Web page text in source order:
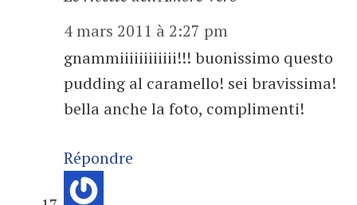
4 mars 2011 à 2:27 pm
gnammiiiiiiiiiiii!!! buonissimo questo
pudding al caramello! sei bravissima!
bella anche la foto, complimenti!
Répondre